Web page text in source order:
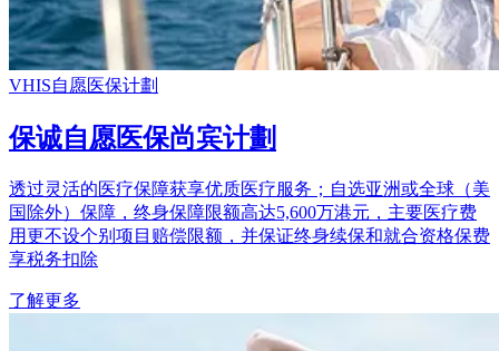
VHIS自愿医保计劃
保诚自愿医保尚宾计劃
透过灵活的医疗保障获享优质医疗服务；自选亚洲或全球（美
国除外）保障，终身保障限额高达5,600万港元，主要医疗费
用更不设个别项目赔偿限额，并保证终身续保和就合资格保费
享税务扣除
了解更多